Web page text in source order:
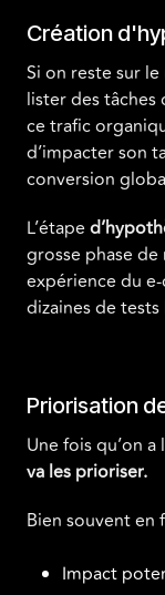
Création
Si on reste sur
lister des
ce trafic
d’impacter son
conversion
L’étape
grosse phase
expérience du
dizaines de
Priorisation
Une fois qu’on
va les prioriser.
Bien souvent en
Impact